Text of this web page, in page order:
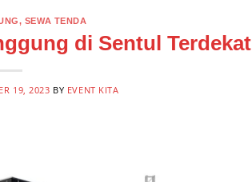
, SEWA TENDA
di Sentul Terdekat
19, 2023 BY EVENT KITA